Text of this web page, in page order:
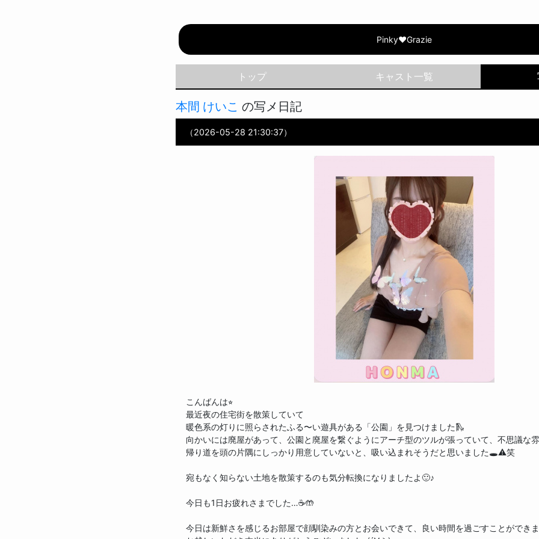
Pinky♥Grazie | 本間 けいこ
Pinky♥Grazie
トップ
本間 けいこ の写メ日記
（2026-05-28 21:30:37）
こんばんは⭐︎
最近夜の住宅街を散策していて
暖色系の灯りに照らされたふる〜い遊具がある「公園」を見つけました🛝
向かいには廃屋があって、公園と廃屋を繋ぐようにアーチ型のツルが張っていて、不思議な
帰り道を頭の片隅にしっかり用意していないと、吸い込まれそうだと思いました🕳️⚠︎笑
宛もなく知らない土地を散策するのも気分転換になりましたよ🙂♪
今日も1日お疲れさまでした…☕️🤲
今日は新鮮さを感じるお部屋で顔馴染みの方とお会いできて、良い時間を過ごすことができ